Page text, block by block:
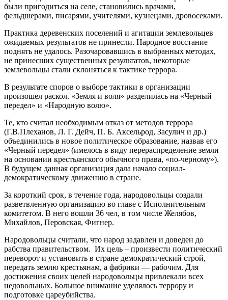
были пригодиться на селе, становились врачами,
фельдшерами, писарями, учителями, кузнецами, дровосеками.
Практика деревенских поселений и агитации землевольцев
ожидаемых результатов не принесли. Народное восстание
поднять не удалось. Разочаровавшись в выбранных методах,
не принесших существенных результатов, некоторые
землевольцы стали склоняться к тактике террора.
В результате споров о выборе тактики в организации
произошел раскол. «Земля и воля» разделилась на «Черный
передел» и «Народную волю».
Те, кто считал необходимым отказ от методов террора
(Г.В.Плеханов, Л. Г. Дейч, П. Б. Аксельрод, Засулич и др.)
объединились в новое политическое образование, назвав его
«Черный передел» (имелось в виду перераспределение земли
на основании крестьянского обычного права, «по-черному»).
В будущем данная организация дала начало социал-
демократическому движению в стране.
За короткий срок, в течение года, народовольцы создали
разветвленную организацию во главе с Исполнительным
комитетом. В него вошли 36 чел, в том числе Желябов,
Михайлов, Перовская, Фигнер.
Народовольцы считали, что народ задавлен и доведен до
рабства правительством. Их цель – произвести политический
переворот и установить в стране демократический строй,
передать землю крестьянам, а фабрики — рабочим. Для
достижения своих целей народовольцы привлекали всех
недовольных. Большое внимание уделялось террору и
подготовке цареубийства.